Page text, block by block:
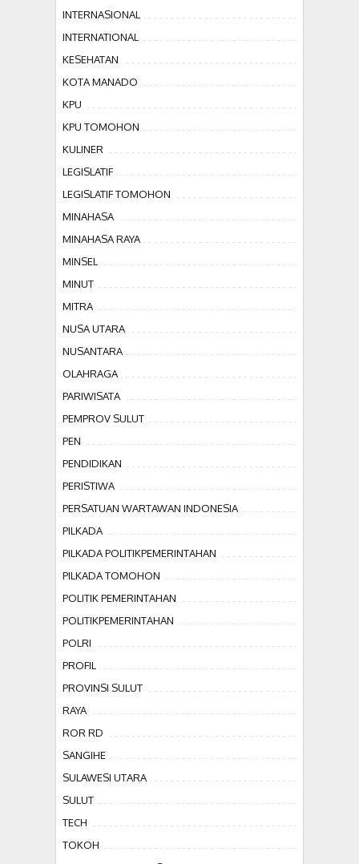
INTERNASIONAL
INTERNATIONAL
KESEHATAN
KOTA MANADO
KPU
KPU TOMOHON
KULINER
LEGISLATIF
LEGISLATIF TOMOHON
MINAHASA
MINAHASA RAYA
MINSEL
MINUT
MITRA
NUSA UTARA
NUSANTARA
OLAHRAGA
PARIWISATA
PEMPROV SULUT
PEN
PENDIDIKAN
PERISTIWA
PERSATUAN WARTAWAN INDONESIA
PILKADA
PILKADA POLITIKPEMERINTAHAN
PILKADA TOMOHON
POLITIK PEMERINTAHAN
POLITIKPEMERINTAHAN
POLRI
PROFIL
PROVINSI SULUT
RAYA
ROR RD
SANGIHE
SULAWESI UTARA
SULUT
TECH
TOKOH